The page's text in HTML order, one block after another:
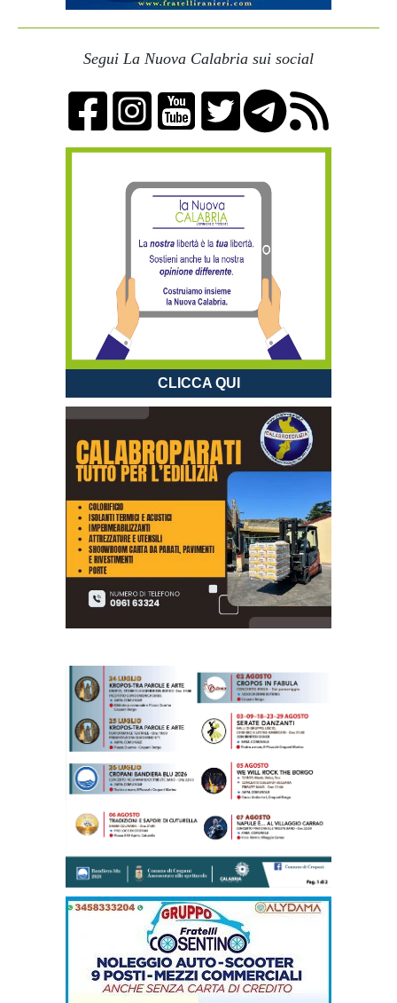
Segui La Nuova Calabria sui social
CLICCA QUI